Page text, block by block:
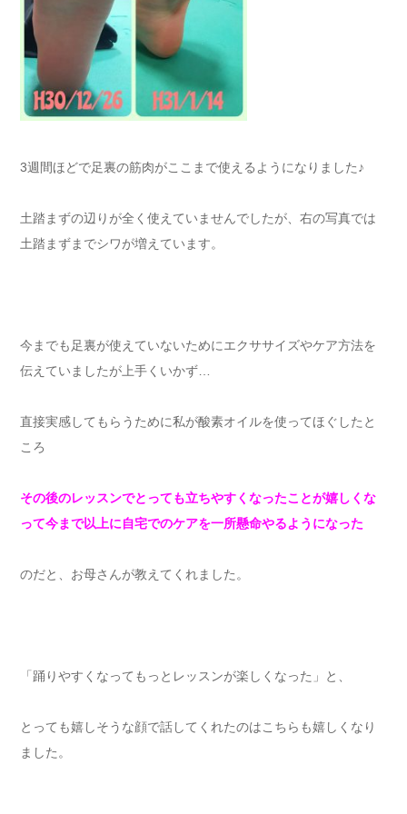
3週間ほどで足裏の筋肉がここまで使えるようになりました♪
土踏まずの辺りが全く使えていませんでしたが、右の写真では
土踏まずまでシワが増えています。
今までも足裏が使えていないためにエクササイズやケア方法を
伝えていましたが上手くいかず…
直接実感してもらうために私が酸素オイルを使ってほぐしたと
ころ
その後のレッスンでとっても立ちやすくなったことが嬉しくな
って今まで以上に自宅でのケアを一所懸命やるようになった
のだと、お母さんが教えてくれました。
「踊りやすくなってもっとレッスンが楽しくなった」と、
とっても嬉しそうな顔で話してくれたのはこちらも嬉しくなり
ました。